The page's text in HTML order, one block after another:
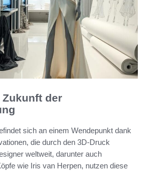
Zukunft der
sich an einem Wendepunkt dank
die durch den 3D-Druck
weltweit, darunter auch
wie Iris van Herpen, nutzen diese